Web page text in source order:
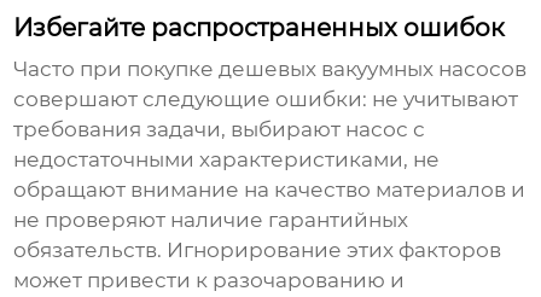
Избегайте распространенных ошибок
Часто при покупкедешевых вакуумных насосов
совершают следующие ошибки: не учитывают
требования задачи, выбирают насос с
недостаточными характеристиками, не
обращают внимание на качество материалов и
не проверяют наличие гарантийных
обязательств. Игнорирование этих факторов
может привести к разочарованию и